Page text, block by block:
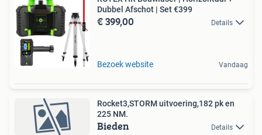
Dubbel Afschot | Set €399
€ 399,00 Details
Bezoek website Vandaag
Rocket3,STORM uitvoering,182 pk en
225 NM.
Bieden Details